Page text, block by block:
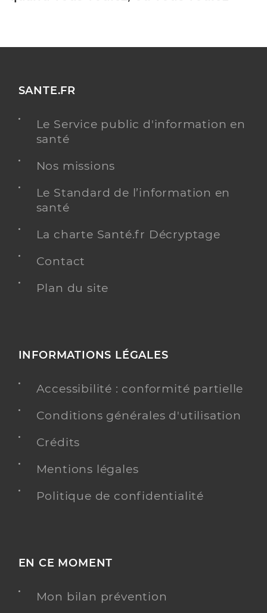
SANTE.FR
Le Service public d'information en
santé
Nos missions
Le Standard de l’information en
santé
La charte Santé.fr Décryptage
Contact
Plan du site
INFORMATIONS LÉGALES
Accessibilité : conformité partielle
Conditions générales d'utilisation
Crédits
Mentions légales
Politique de confidentialité
EN CE MOMENT
Mon bilan prévention